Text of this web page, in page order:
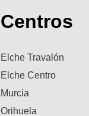
Centros
Elche Travalón
Elche Centro
Murcia
Orihuela